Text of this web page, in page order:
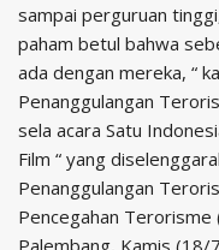
sampai perguruan
paham betul bahwa
ada dengan mereka, “
Penanggulangan
sela acara Satu
Film “ yang
Penanggulangan
Pencegahan